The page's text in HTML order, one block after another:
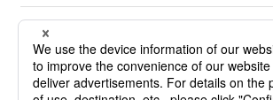
リーガル
カスタマーサービス